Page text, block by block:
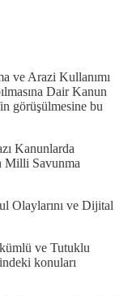
ve Arazi Kullanımı
Dair Kanun
görüşülmesine bu
Kanunlarda
Milli Savunma
Olaylarını ve Dijital
ve Tutuklu
konuları